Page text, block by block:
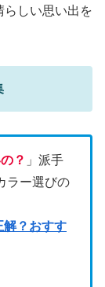
らしい思い出を
？ 」派手
ラー選びの
解？おすす